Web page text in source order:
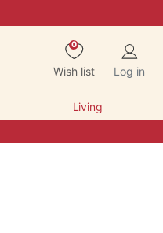
0
Wish list Log in
Living